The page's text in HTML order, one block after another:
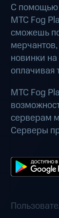
С помощью
МТС Fog
сможешь
новинки
оплачивая
МТС Fog
серверам
Серверы